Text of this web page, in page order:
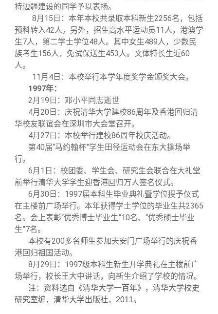
持边疆建设的同学予以表扬。
8月15日：本年本校共录取本科新生2256名，包括
预科转入42人。另外，招生高水平运动员11人，港澳学
生7人，第二学士学位48人。其中女生489人，少数民
族考生156人，免试保送生453人。文体特长生近60
人。
11 月4日：本校举行本学年度奖学金颁奖大会。
1997年：
2月19日：邓小平同志逝世
4月20日：庆祝清华大学建校86周年及香港回归清
华校友联谊会在深圳市大会堂召开。
4月27日：本校举行建校86周年校庆活动。
第40届“马约翰杯”学生田径运动会在东大操场举
行。
6月1日：校团委、学生会、研究生会联合在大礼堂
前举行清华大学学生迎香港回归万人签名仪式。
6月30日：1997届本科生毕业典礼暨学位授予仪式
在主楼前广场举行。本年获得学士学位的毕业生共2365
名。会上表彰“优秀博士毕业生”10名、“优秀硕士毕业
生”7名。
本校有200多名师生参加天安门广场举行的庆祝香
港回归祖国活动。
8月29日：1997级本科生新生开学典礼在主楼前广
场举行，校长王大中讲话，向新生介绍了学校的情况。
注：资料选自《清华大学一百年》，清华大学校史
研究室编，清华大学出版社，2011。